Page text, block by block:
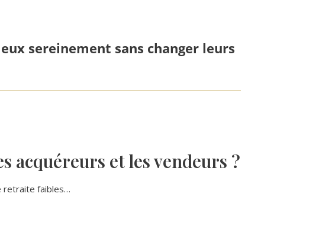
sereinement sans changer leurs
et les vendeurs ?
retraite faibles…